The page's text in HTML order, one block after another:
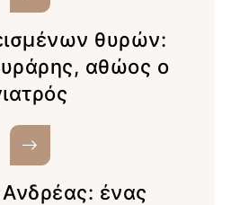
θυρών:
αθώος ο
ένας